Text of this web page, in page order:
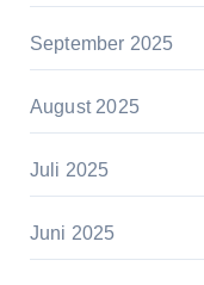
September 2025
August 2025
Juli 2025
Juni 2025